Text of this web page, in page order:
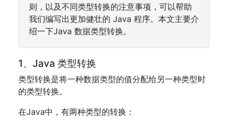
则，以及不同类型转换的注意事项，可以帮助
我们编写出更加健壮的 Java 程序。本文主要介
绍一下Java 数据类型转换。
1、Java 类型转换
类型转换是将一种数据类型的值分配给另一种类型时
的类型转换。
在Java中，有两种类型的转换：